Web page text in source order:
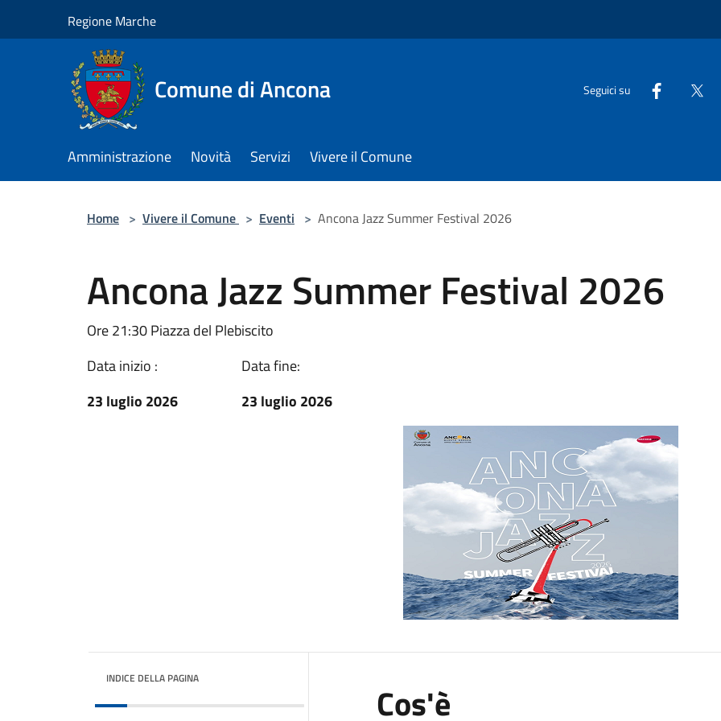
Regione Marche
Comune di Ancona Seguici su
Amministrazione Novità Servizi Vivere il Comune
Home > Vivere il Comune > Eventi > Ancona Jazz Summer Festival 2026
Ancona Jazz Summer Festival 2026
Ore 21:30 Piazza del Plebiscito
Data inizio :
23 luglio 2026
Data fine:
23 luglio 2026
INDICE DELLA PAGINA
Cos'è